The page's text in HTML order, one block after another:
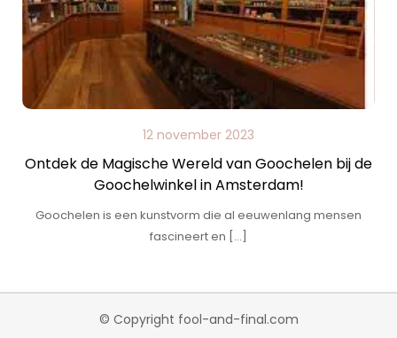
12 november 2023
Ontdek de Magische Wereld van Goochelen bij de
Goochelwinkel in Amsterdam!
Goochelen is een kunstvorm die al eeuwenlang mensen
fascineert en […]
© Copyright fool-and-final.com